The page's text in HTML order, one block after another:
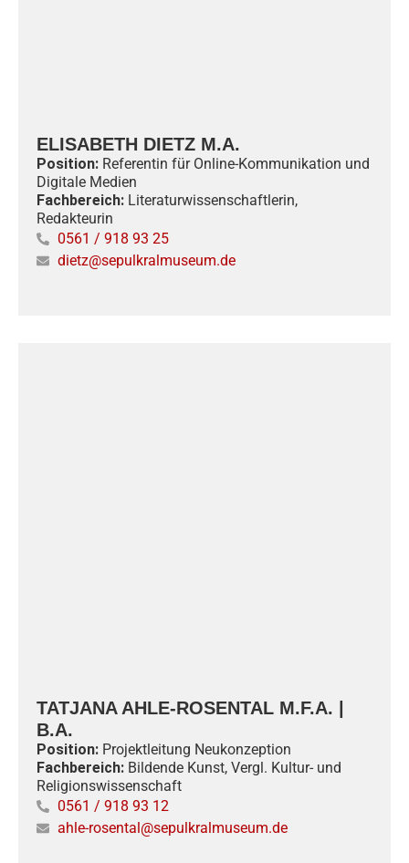
ELISABETH DIETZ M.A.
Position: Referentin für Online-Kommunikation und
Digitale Medien
Fachbereich: Literaturwissenschaftlerin,
Redakteurin
0561 / 918 93 25
dietz@sepulkralmuseum.de
TATJANA AHLE-ROSENTAL M.F.A. |
B.A.
Position: Projektleitung Neukonzeption
Fachbereich: Bildende Kunst, Vergl. Kultur- und
Religionswissenschaft
0561 / 918 93 12
ahle-rosental@sepulkralmuseum.de